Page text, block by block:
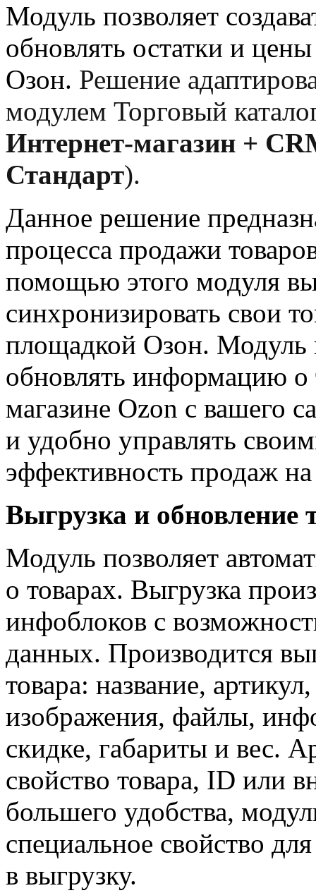
Модуль позволяет
обновлять остатки и
Озон. Решение
модулем Торговый
Интернет-магазин +
Стандарт).
Данное решение
процесса продажи
помощью этого модуля
синхронизировать свои
площадкой Озон. Модуль
обновлять информацию о
магазине Ozon с вашего
и удобно управлять
эффективность продаж
Выгрузка и обновление
Модуль позволяет
о товарах. Выгрузка
инфоблоков с
данных. Производится
товара: название,
изображения, файлы,
скидке, габариты и вес.
свойство товара, ID или
большего удобства,
специальное свойство
в выгрузку.